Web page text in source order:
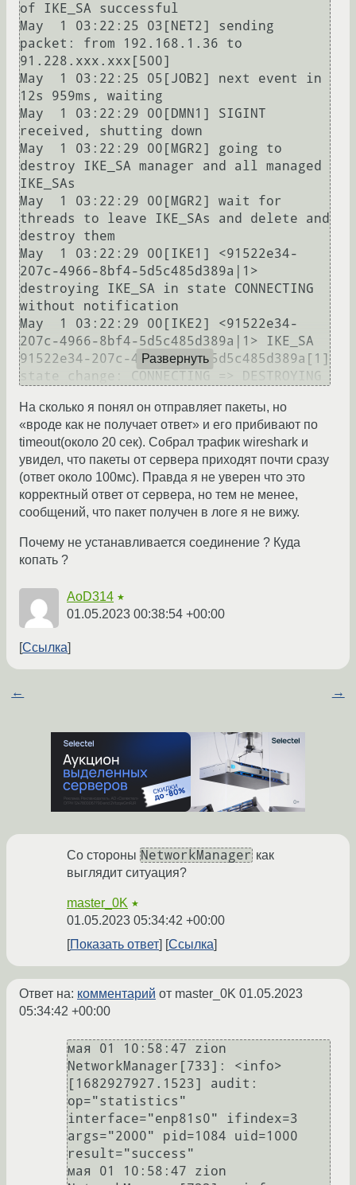
of IKE_SA successful
May  1 03:22:25 03[NET2] sending
packet: from 192.168.1.36 to
91.228.ххх.ххх[500]
May  1 03:22:25 05[JOB2] next event in
12s 959ms, waiting
May  1 03:22:29 00[DMN1] SIGINT
received, shutting down
May  1 03:22:29 00[MGR2] going to
destroy IKE_SA manager and all managed
IKE_SAs
May  1 03:22:29 00[MGR2] wait for
threads to leave IKE_SAs and delete and
destroy them
May  1 03:22:29 00[IKE1] <91522e34-
207c-4966-8bf4-5d5c485d389a|1>
destroying IKE_SA in state CONNECTING
without notification
May  1 03:22:29 00[IKE2] <91522e34-
207c-4966-8bf4-5d5c485d389a|1> IKE_SA
91522e34-207c-4966-8bf4-5d5c485d389a[1]
Развернуть
На сколько я понял он отправляет пакеты, но
«вроде как не получает ответ» и его прибивают по
timeout(около 20 сек). Собрал трафик wireshark и
увидел, что пакеты от сервера приходят почти сразу
(ответ около 100мс). Правда я не уверен что это
корректный ответ от сервера, но тем не менее,
сообщений, что пакет получен в логе я не вижу.
Почему не устанавливается соединение ? Куда
копать ?
AoD314 ★
01.05.2023 00:38:54 +00:00
Ссылка
← →
Со стороны NetworkManager как
выглядит ситуация?
master_0K ★
01.05.2023 05:34:42 +00:00
Показать ответ
Ссылка
Ответ на: комментарий от master_0K 01.05.2023
05:34:42 +00:00
мая 01 10:58:47 zion
NetworkManager[733]: <info>
[1682927927.1523] audit:
op="statistics"
interface="enp81s0" ifindex=3
args="2000" pid=1084 uid=1000
result="success"
мая 01 10:58:47 zion